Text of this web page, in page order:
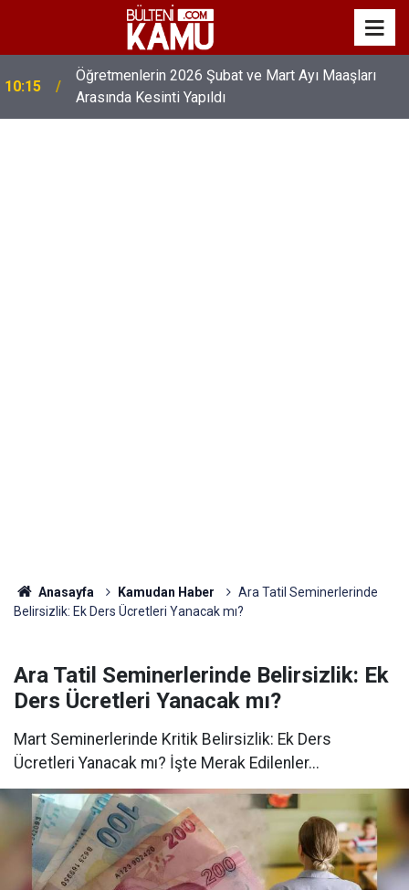
10:00
İkinci Dönem Veli Toplantı Tarihlerinin Yapılacağı
Tarihler Açıklandı
Anasayfa Kamudan Haber
Ara Tatil Seminerlerinde
Belirsizlik: Ek Ders Ücretleri Yanacak mı?
Ara Tatil Seminerlerinde Belirsizlik: Ek
Ders Ücretleri Yanacak mı?
Mart Seminerlerinde Kritik Belirsizlik: Ek Ders
Ücretleri Yanacak mı? İşte Merak Edilenler...